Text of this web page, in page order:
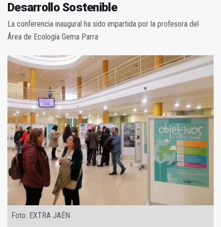
Desarrollo Sostenible
La conferencia inaugural ha sido impartida por la profesora del
Área de Ecología Gema Parra
Foto: EXTRA JAÉN